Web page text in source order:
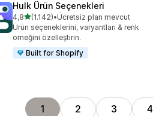
Hulk Ürün Seçenekleri
4,85 yıldız üzerinden
(1.142)
toplam 1142 değerlendirme
•Ücretsiz plan mevcut
Ürün seçeneklerini, varyantları & renk
örneğini özelleştirin.
Built for Shopify
1 2 3 4